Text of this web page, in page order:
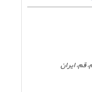
قم، ایران